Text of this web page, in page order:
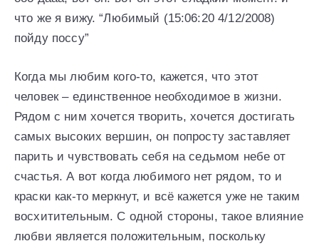
что же я вижу. “Любимый (15:06:20 4/12/2008)
пойду поссу”
Когда мы любим кого-то, кажется, что этот
человек – единственное необходимое в жизни.
Рядом с ним хочется творить, хочется достигать
самых высоких вершин, он попросту заставляет
парить и чувствовать себя на седьмом небе от
счастья. А вот когда любимого нет рядом, то и
краски как-то меркнут, и всё кажется уже не таким
восхитительным. С одной стороны, такое влияние
любви является положительным, поскольку